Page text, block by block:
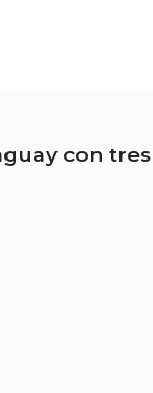
con